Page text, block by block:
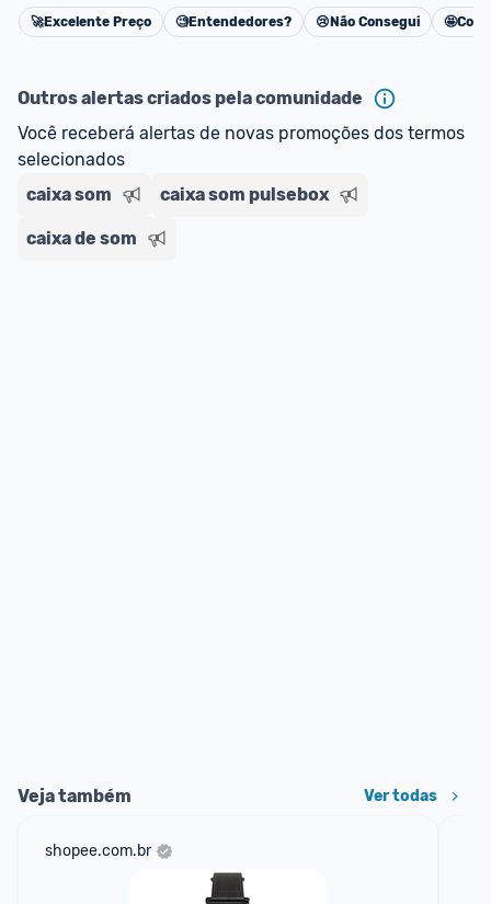
Cancelar
🚀Excelente Preço 🧐Entendedores? 😢 Não Consegui 🤩
Outros alertas criados pela comunidade
Você receberá alertas de novas promoções dos termos
selecionados
caixa som
caixa som pulsebox
caixa de som
Veja também Ver todas
shopee.com.br